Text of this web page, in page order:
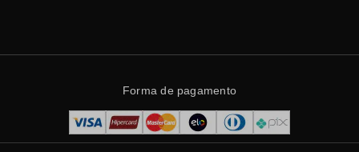
Forma de pagamento